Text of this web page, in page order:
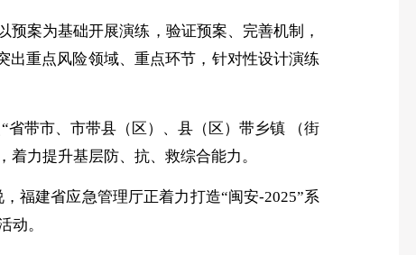
案为基础开展演练，验证预案、完善机制，
重点风险领域、重点环节，针对性设计演练
“省带市、市带县（区）、县（区）带乡镇 （街
力提升基层防、抗、救综合能力。
福建省应急管理厅正着力打造“闽安-2025”系
动。